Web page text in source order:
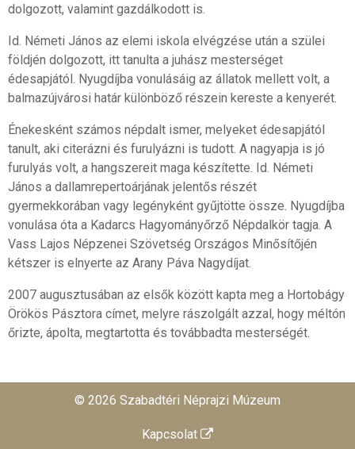
dolgozott, valamint gazdálkodott is.
Id. Németi János az elemi iskola elvégzése után a szülei
földjén dolgozott, itt tanulta a juhász mesterséget
édesapjától. Nyugdíjba vonulásáig az állatok mellett volt, a
balmazújvárosi határ különböző részein kereste a kenyerét.
Énekesként számos népdalt ismer, melyeket édesapjától
tanult, aki citerázni és furulyázni is tudott. A nagyapja is jó
furulyás volt, a hangszereit maga készítette. Id. Németi
János a dallamrepertoárjának jelentős részét
gyermekkorában vagy legényként gyűjtötte össze. Nyugdíjba
vonulása óta a Kadarcs Hagyományőrző Népdalkör tagja. A
Vass Lajos Népzenei Szövetség Országos Minősítőjén
kétszer is elnyerte az Arany Páva Nagydíjat.
2007 augusztusában az elsők között kapta meg a Hortobágy
Örökös Pásztora címet, melyre rászolgált azzal, hogy méltón
őrizte, ápolta, megtartotta és továbbadta mesterségét.
© 2026 Szabadtéri Néprajzi Múzeum
Kapcsolat